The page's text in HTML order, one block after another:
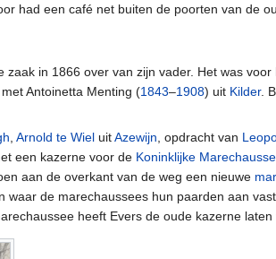
had een café net buiten de poorten van de
zaak in 1866 over van zijn vader. Het was
Antoinetta Menting (1843–1908) uit Kilder.
, Arnold te Wiel uitAzewijn, opdracht van
een kazerne voor de Koninklijke
aan de overkant van de weg een nieuwe
waar de marechaussees hun paarden aan
heeft Evers de oude kazerne